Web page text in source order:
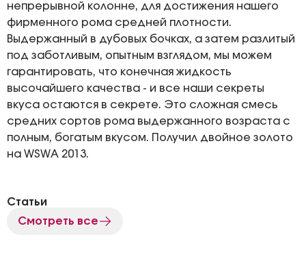
непрерывной колонне, для достижения нашего
фирменного рома средней плотности.
Выдержанный в дубовых бочках, а затем разлитый
под заботливым, опытным взглядом, мы можем
гарантировать, что конечная жидкость
высочайшего качества - и все наши секреты
вкуса остаются в секрете. Это сложная смесь
средних сортов рома выдержанного возраста с
полным, богатым вкусом. Получил двойное золото
на WSWA 2013.
Статьи
Смотреть все